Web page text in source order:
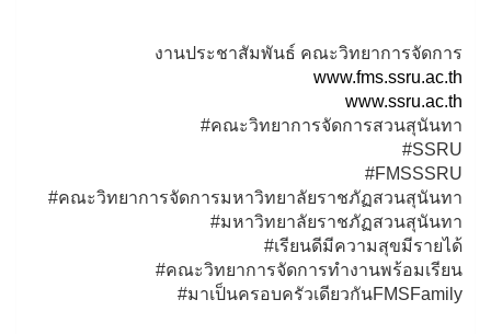
งานประชาสัมพันธ์ คณะวิทยาการจัดการ
www.fms.ssru.ac.th
www.ssru.ac.th
#คณะวิทยาการจัดการสวนสุนันทา
#SSRU
#FMSSSRU
#คณะวิทยาการจัดการมหาวิทยาลัยราชภัฏสวนสุนันทา
#มหาวิทยาลัยราชภัฏสวนสุนันทา
#เรียนดีมีความสุขมีรายได้
#คณะวิทยาการจัดการทำงานพร้อมเรียน
#มาเป็นครอบครัวเดียวกันFMSFamily